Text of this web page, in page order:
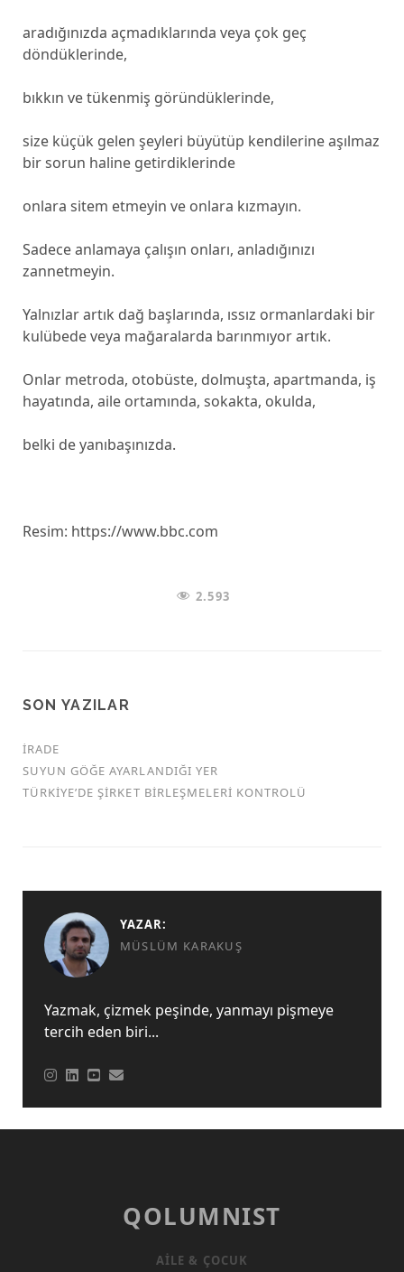
aradığınızda açmadıklarında veya çok geç
döndüklerinde,
bıkkın ve tükenmiş göründüklerinde,
size küçük gelen şeyleri büyütüp kendilerine aşılmaz
bir sorun haline getirdiklerinde
onlara sitem etmeyin ve onlara kızmayın.
Sadece anlamaya çalışın onları, anladığınızı
zannetmeyin.
Yalnızlar artık dağ başlarında, ıssız ormanlardaki bir
kulübede veya mağaralarda barınmıyor artık.
Onlar metroda, otobüste, dolmuşta, apartmanda, iş
hayatında, aile ortamında, sokakta, okulda,
belki de yanıbaşınızda.
Resim: https://www.bbc.com
2.593
SON YAZILAR
İRADE
SUYUN GÖĞE AYARLANDIĞI YER
TÜRKİYE’DE ŞİRKET BİRLEŞMELERİ KONTROLÜ
YAZAR:
MÜSLÜM KARAKUŞ
Yazmak, çizmek peşinde, yanmayı pişmeye
tercih eden biri...
QOLUMNIST
AILE & ÇOCUK